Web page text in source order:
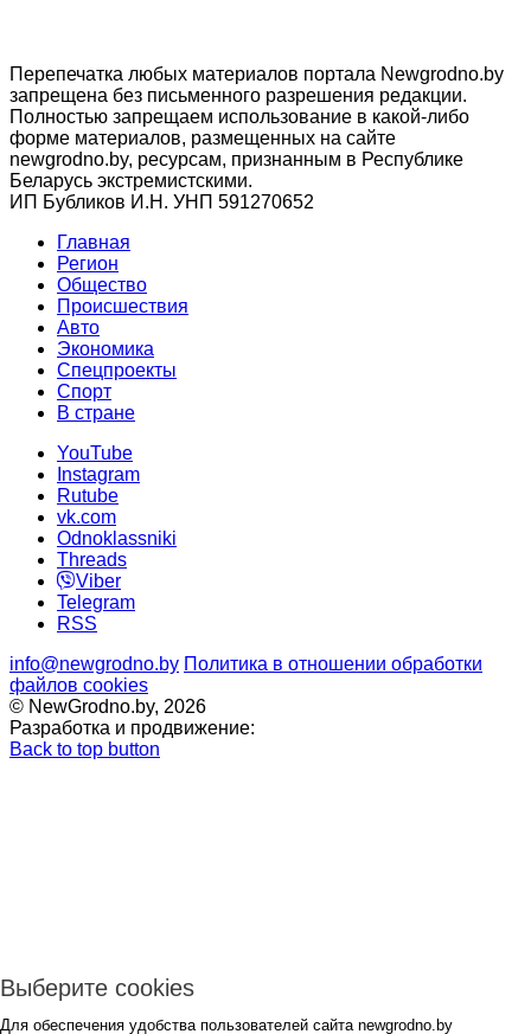
Перепечатка любых материалов портала Newgrodno.by
запрещена без письменного разрешения редакции.
Полностью запрещаем использование в какой-либо
форме материалов, размещенных на сайте
newgrodno.by, ресурсам, признанным в Республике
Беларусь экстремистскими.
ИП Бубликов И.Н. УНП 591270652
Главная
Регион
Общество
Происшествия
Авто
Экономика
Спецпроекты
Cпорт
В стране
YouTube
Instagram
Rutube
vk.com
Odnoklassniki
Threads
Viber
Telegram
RSS
info@newgrodno.by Политика в отношении обработки
файлов cookies
© NewGrodno.by, 2026
Разработка и продвижение:
Back to top button
Выберите cookies
Для обеспечения удобства пользователей сайта newgrodno.by